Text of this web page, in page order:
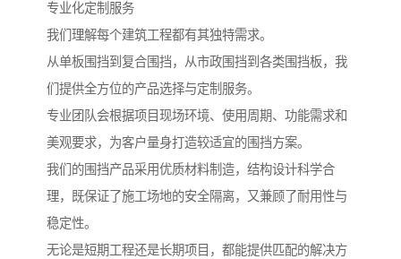
专业化定制服务
我们理解每个建筑工程都有其独特需求。
从单板围挡到复合围挡，从市政围挡到各类围挡板，我
们提供全方位的产品选择与定制服务。
专业团队会根据项目现场环境、使用周期、功能需求和
美观要求，为客户量身打造较适宜的围挡方案。
我们的围挡产品采用优质材料制造，结构设计科学合
理，既保证了施工场地的安全隔离，又兼顾了耐用性与
稳定性。
无论是短期工程还是长期项目，都能提供匹配的解决方